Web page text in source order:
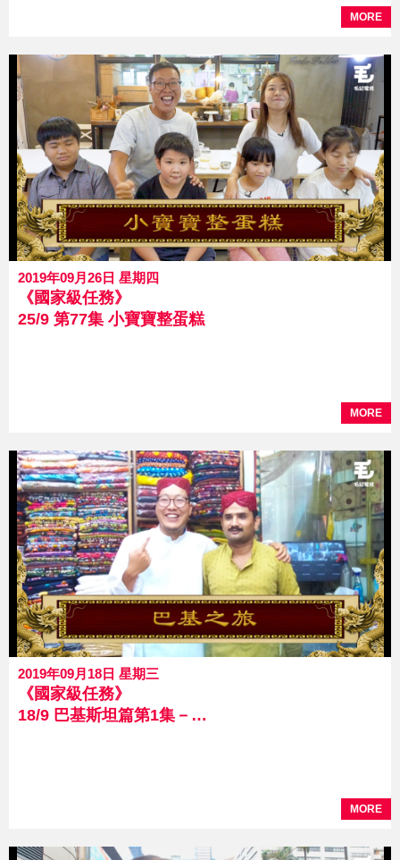
MORE
2019年09月26日 星期四
《國家級任務》
25/9 第77集 小寶寶整蛋糕
MORE
2019年09月18日 星期三
《國家級任務》
18/9 巴基斯坦篇第1集－巴基之旅
MORE